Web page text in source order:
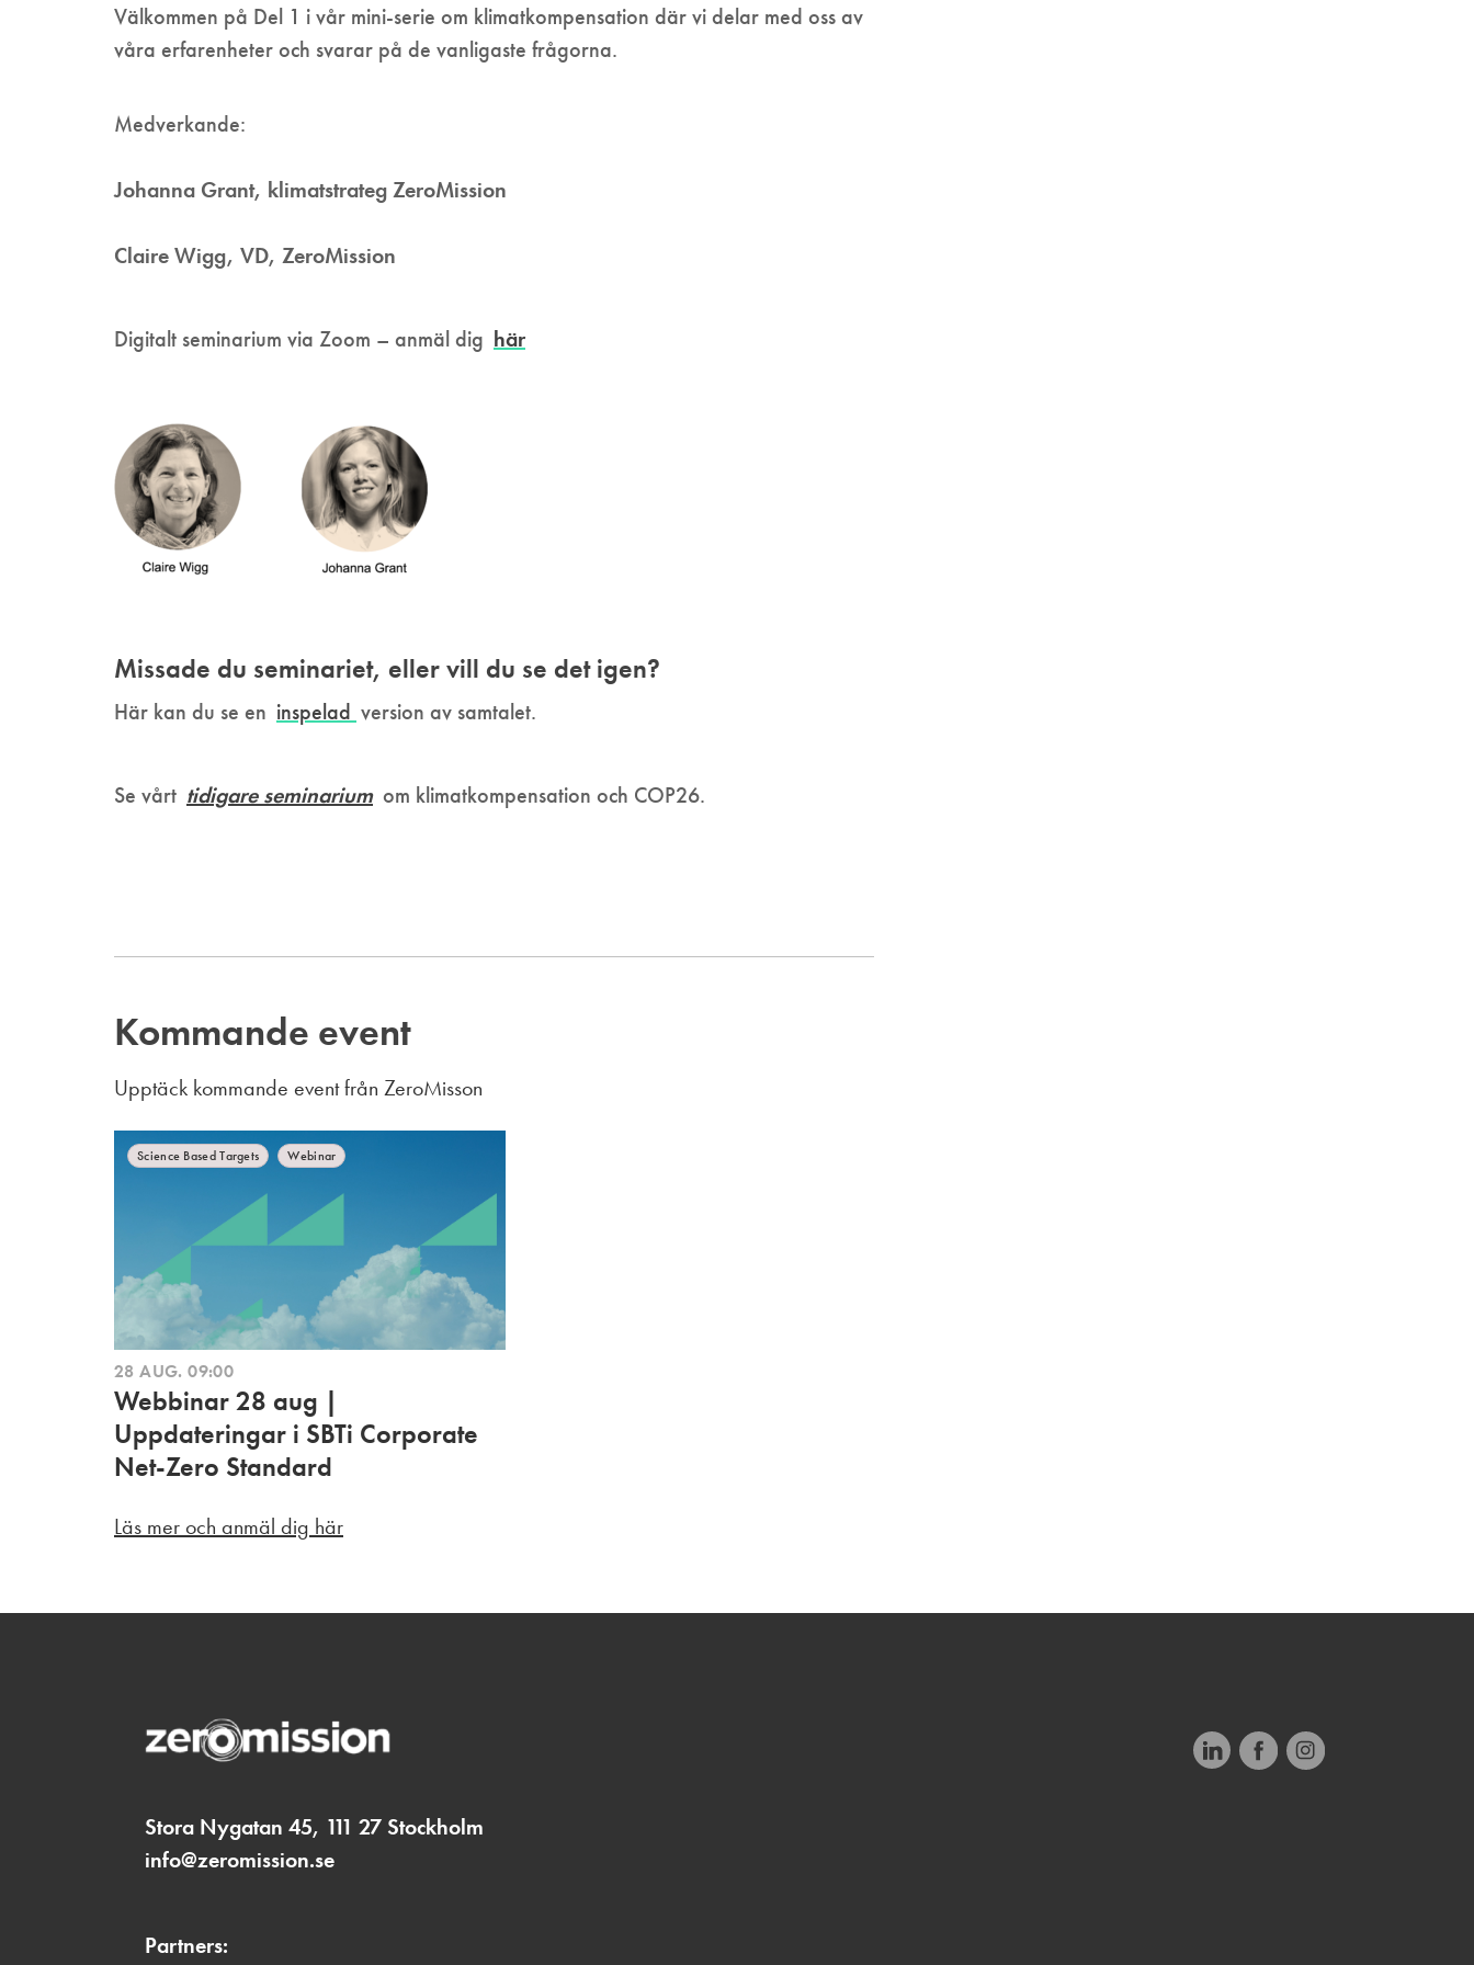
Välkommen på Del 1 i vår mini-serie om klimatkompensation där vi delar med oss av
våra erfarenheter och svarar på de vanligaste frågorna.
Medverkande:
Johanna Grant, klimatstrateg ZeroMission
Claire Wigg, VD, ZeroMission
Digitalt seminarium via Zoom – anmäl dig här
Missade du seminariet, eller vill du se det igen?
Här kan du se en inspelad version av samtalet.
Se vårt tidigare seminarium om klimatkompensation och COP26.
Kommande event
Upptäck kommande event från ZeroMisson
Science Based Targets Webinar
28 AUG.09:00
Webbinar 28 aug |
Uppdateringar i SBTi Corporate
Net-Zero Standard
Läs mer och anmäl dig här
Stora Nygatan 45, 111 27 Stockholm
info@zeromission.se
Partners: